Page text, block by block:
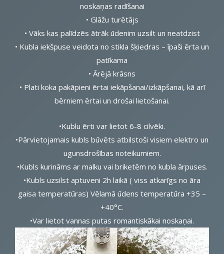
noskaņas radīšanai
• Glāžu turētājs
• Vāks kas palīdzēs ātrāk ūdenim uzsilt un neatdzist
• Kubla iekšpuse veidota no stikla šķiedras – īpaši ērta un
patīkama
• Ārējā krāsns
• Plati koka pakāpieni ērtai iekāpšanai/izkāpšanai, kā arī
bērniem ērtai un drošai lietošanai.
•Kublu ērti var lietot 6-8 cilvēki.
•Pārvietojamais kubls būvēts atbilstoši visiem elektro un
ugunsdrošības noteikumiem.
•Kubls kurināms ar malku vai briketēm no kubla ārpuses.
•Kubls uzsilst aptuveni 2h laikā ( viss atkarīgs no āra
gaisa temperatūras) Vēlamā ūdens temperatūra +35 –
+40°C.
•Var lietot vannas putas romantiskākai noskaņai.